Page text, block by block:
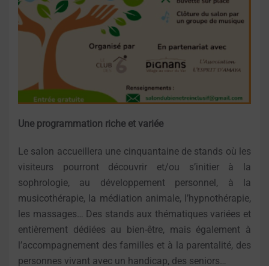
Une programmation riche et variée
Le salon accueillera une cinquantaine de stands où les
visiteurs pourront découvrir et/ou s’initier à la
sophrologie, au développement personnel, à la
musicothérapie, la médiation animale, l’hypnothérapie,
les massages… Des stands aux thématiques variées et
entièrement dédiées au bien-être, mais également à
l’accompagnement des familles et à la parentalité, des
personnes vivant avec un handicap, des seniors…